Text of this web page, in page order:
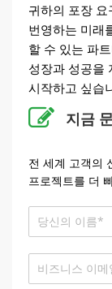
귀하의 포장
번영하는 미래
할 수 있는 파
성장과 성공을
시작하고 싶습
지금
전 세계 고객의
프로젝트를 더